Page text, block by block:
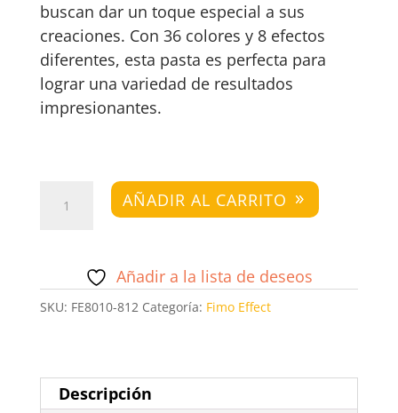
buscan dar un toque especial a sus
creaciones. Con 36 colores y 8 efectos
diferentes, esta pasta es perfecta para
lograr una variedad de resultados
impresionantes.
Effect
cantidad
AÑADIR AL CARRITO
Añadir a la lista de deseos
SKU: FE8010-812 Categoría: Fimo Effect
Descripción